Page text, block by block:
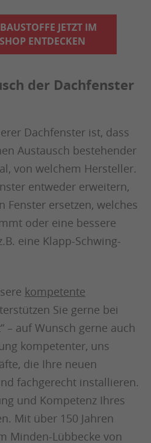
JETZT IM
ENTDECKEN
der Dachfenster
Dachfenster ist, dass
Austausch bestehender
von welchem Hersteller.
entweder erweitern,
Fenster ersetzen, welches
oder eine bessere
eine Klapp-Schwing-
kompetente
Sie gerne bei
– auf Wunsch gerne auch
kompetenter, uns
die Ihre neuen
fachgerecht installieren.
und Kompetenz Ihres
Mit über 150 Jahren
Minden-Lübbecke von